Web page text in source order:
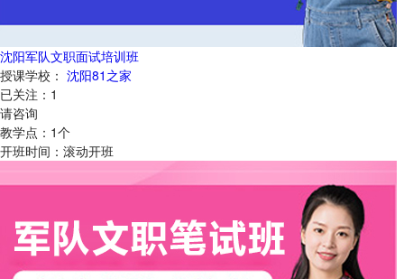
沈阳军队文职面试培训班
授课学校： 沈阳81之家
已关注： 1
请咨询
教学点： 1个
开班时间： 滚动开班